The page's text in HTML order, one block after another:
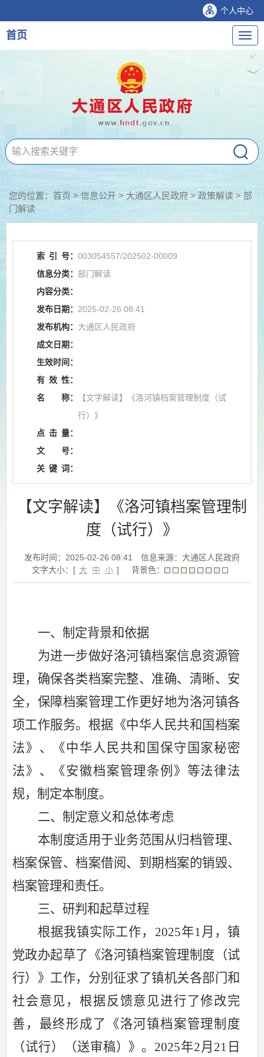
个人中心
导
航
首页
您的位置： 首页>信息公开> 大通区人民政府> 政策解读 > 部
门解读
索 引 号： 003054557/202502-00009
信息分类： 部门解读
内容分类：
发布日期： 2025-02-26 08:41
发布机构： 大通区人民政府
成文日期：
生效时间：
有 效 性：
名
称：
【文字解读】《洛河镇档案管理制度（试
行）》
点 击 量：
文
号：
关 键 词：
【文字解读】《洛河镇档案管理制
度（试行）》
发布时间：2025-02-26 08:41
信息来源：大通区人民政府
文字大小：[ 大 中 小 ] 背景色：
一、 制定背景和依据
为进一步做好洛河镇档案信息资源管
理，确保各类档案完整、准确、清晰、安
全， 保障档案管理工作更好地为洛河镇各
项工作服务。根据《中华人民共和国档案
法》、《中华人民共和国保守国家秘密
法》、《安徽档案管理条例》等法律法
规，制定本制度。
二、 制定意义和总体考虑
本制度适用于业务范围从归档管理、
档案保管、档案借阅、到期档案的销毁、
档案管理和责任。
三、 研判和起草过程
根据我镇实际工作， 2025年1月，镇
党政办起草了 《洛河镇档案管理制度 （试
行） 》 工作， 分别征求了镇机关各部门和
社会意见，根据反馈意见进行了修改完
善，最终形成了《洛河镇档案管理制度
（试行） （送审稿） 》。 2025年2月 21 日